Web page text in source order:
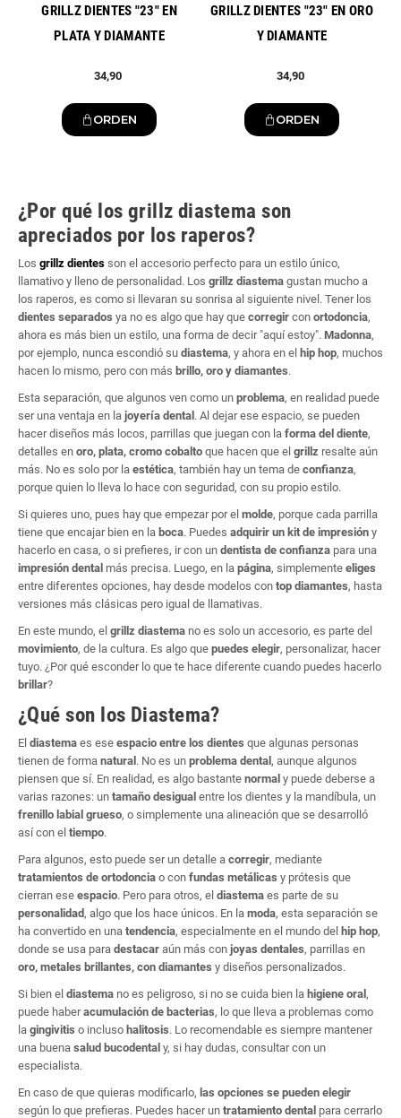
GRILLZ DIENTES "23" EN
PLATA Y DIAMANTE
34,90
ORDEN
GRILLZ DIENTES "23" EN ORO
Y DIAMANTE
34,90
ORDEN
¿Por qué los grillz diastema son
apreciados por los raperos?
Los grillz dientes son el accesorio perfecto para un estilo único,
llamativo y lleno de personalidad. Los grillz diastema gustan mucho a
los raperos, es como si llevaran su sonrisa al siguiente nivel. Tener los
dientes separados ya no es algo que hay que corregir con ortodoncia,
ahora es más bien un estilo, una forma de decir "aquí estoy". Madonna,
por ejemplo, nunca escondió su diastema, y ahora en el hip hop, muchos
hacen lo mismo, pero con más brillo, oro y diamantes.
Esta separación, que algunos ven como un problema, en realidad puede
ser una ventaja en la joyería dental. Al dejar ese espacio, se pueden
hacer diseños más locos, parrillas que juegan con la forma del diente,
detalles en oro, plata, cromo cobalto que hacen que el grillz resalte aún
más. No es solo por la estética, también hay un tema de confianza,
porque quien lo lleva lo hace con seguridad, con su propio estilo.
Si quieres uno, pues hay que empezar por el molde, porque cada parrilla
tiene que encajar bien en la boca. Puedes adquirir un kit de impresión y
hacerlo en casa, o si prefieres, ir con un dentista de confianza para una
impresión dental más precisa. Luego, en la página, simplemente eliges
entre diferentes opciones, hay desde modelos con top diamantes, hasta
versiones más clásicas pero igual de llamativas.
En este mundo, el grillz diastema no es solo un accesorio, es parte del
movimiento, de la cultura. Es algo que puedes elegir, personalizar, hacer
tuyo. ¿Por qué esconder lo que te hace diferente cuando puedes hacerlo
brillar?
¿Qué son los Diastema?
El diastema es ese espacio entre los dientes que algunas personas
tienen de forma natural. No es un problema dental, aunque algunos
piensen que sí. En realidad, es algo bastante normal y puede deberse a
varias razones: un tamaño desigual entre los dientes y la mandíbula, un
frenillo labial grueso, o simplemente una alineación que se desarrolló
así con el tiempo.
Para algunos, esto puede ser un detalle a corregir, mediante
tratamientos de ortodoncia o con fundas metálicas y prótesis que
cierran ese espacio. Pero para otros, el diastema es parte de su
personalidad, algo que los hace únicos. En la moda, esta separación se
ha convertido en una tendencia, especialmente en el mundo del hip hop,
donde se usa para destacar aún más con joyas dentales, parrillas en
oro, metales brillantes, con diamantes y diseños personalizados.
Si bien el diastema no es peligroso, si no se cuida bien la higiene oral,
puede haberacumulación de bacterias, lo que lleva a problemas como
la gingivitis o incluso halitosis. Lo recomendable es siempre mantener
una buena salud bucodental y, si hay dudas, consultar con un
especialista.
En caso de que quieras modificarlo, las opciones se pueden elegir
según lo que prefieras. Puedes hacer un tratamiento dental para cerrarlo